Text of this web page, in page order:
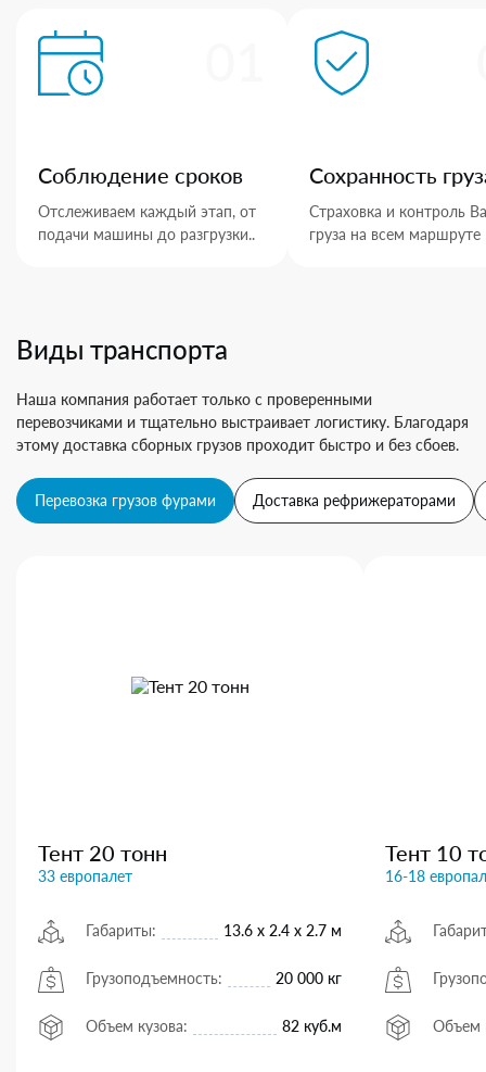
Соблюдение сроков
Отслеживаем каждый этап, от
подачи машины до разгрузки..
Сохранность
Страховка и контроль
груза на всем маршруте
Виды транспорта
Наша компания работает только с проверенными
перевозчиками и тщательно выстраивает логистику. Благодаря
этому доставка сборных грузов проходит быстро и без сбоев.
Перевозка грузов фурами Доставка рефрижераторами
Тент 20 тонн
33 европалет
Габариты: 13.6 х 2.4 х 2.7 м
Грузоподъемность: 20 000 кг
Объем кузова: 82 куб.м
Тент 10
16-18
Объем